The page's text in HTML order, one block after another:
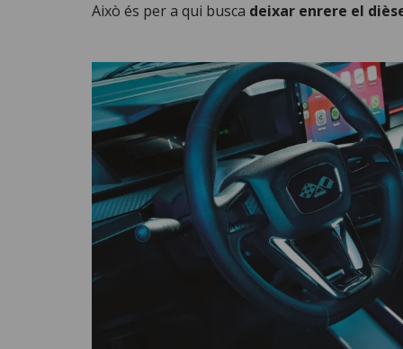
Això és per a qui busca deixar enrere el